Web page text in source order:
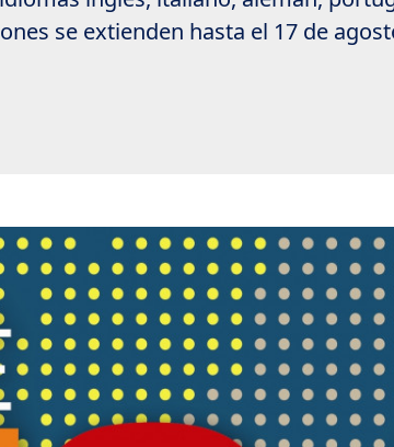
se extienden hasta el 17 de